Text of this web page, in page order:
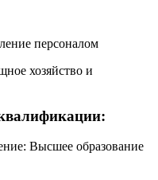
персоналом
хозяйство и
Высшее образование